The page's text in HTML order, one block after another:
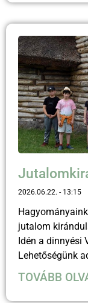
2026.06.22. 13:15
jutalom
Idén a dinnyési
Lehetőségünk
TOVÁBB